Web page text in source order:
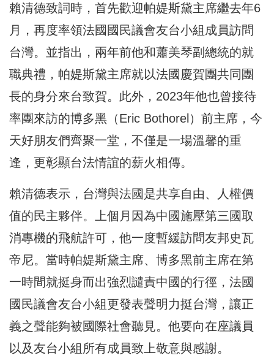
賴清德致詞時，首先歡迎帕媞斯黛主席繼去年6
月，再度率領法國國民議會友台小組成員訪問
台灣。並指出，兩年前他和蕭美琴副總統的就
職典禮，帕媞斯黛主席就以法國慶賀團共同團
長的身分來台致賀。此外，2023年他也曾接待
率團來訪的博多黑（Eric Bothorel）前主席，今
天好朋友們齊聚一堂，不僅是一場溫馨的重
逢，更彰顯台法情誼的薪火相傳。
賴清德表示，台灣與法國是共享自由、人權價
值的民主夥伴。上個月因為中國施壓第三國取
消專機的飛航許可，他一度暫緩訪問友邦史瓦
帝尼。當時帕媞斯黛主席、博多黑前主席在第
一時間就挺身而出強烈譴責中國的行徑，法國
國民議會友台小組更發表聲明力挺台灣，讓正
義之聲能夠被國際社會聽見。他要向在座議員
以及友台小組所有成員致上敬意與感謝。